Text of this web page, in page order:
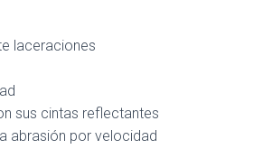
laceraciones
sus cintas reflectantes
abrasión por velocidad